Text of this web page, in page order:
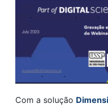
Com a solução